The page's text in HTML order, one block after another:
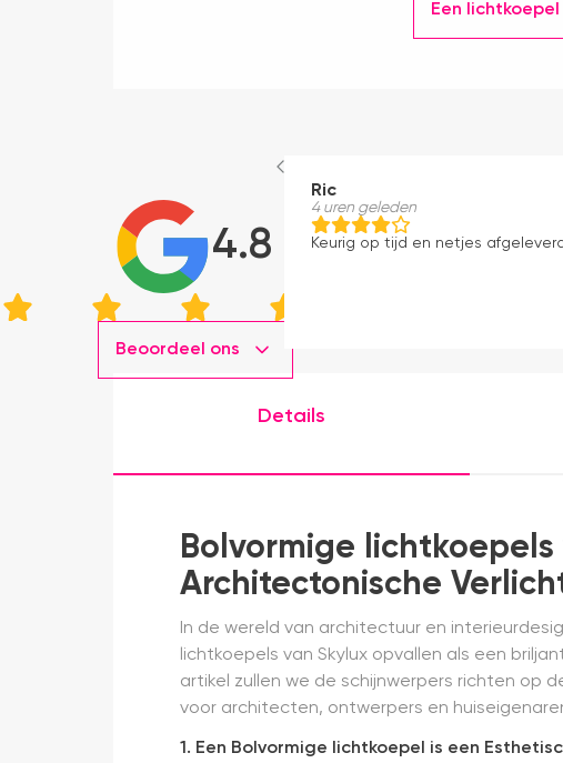
Een
4.8
Beoordeel ons
Ric
4 uren geleden
Keurig op tijd en netjes
Details
Bolvormige
Architectonische
In de wereld van architectuur en
lichtkoepels van Skylux opvallen als een
artikel zullen we de schijnwerpers richten op
voor architecten, ontwerpers en
1. Een Bolvormige lichtkoepel is een